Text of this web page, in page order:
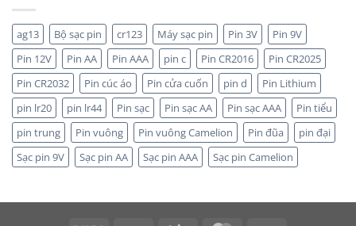
ag13 Bộ sạc pin cr123 Máy sạc pin Pin 3V
Pin 9V
Pin 12V
Pin AA Pin AAA pin c Pin CR2016
Pin CR2025
Pin CR2032
Pin cúc áo Pin cửa cuốn pin d
Pin Lithium
pin lr20
pin lr44 Pin sạc Pin sạc AA Pin sạc AAA
Pin tiểu
pin trung
Pin vuông Pin vuông Camelion Pin đũa
pin đại
Sạc pin 9V
Sạc pin AA Sạc pin AAA Sạc pin Camelion